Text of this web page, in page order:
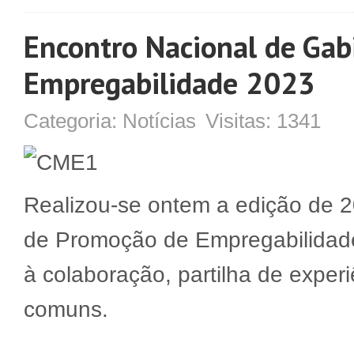
Encontro Nacional de
Empregabilidade 2023
Categoria: Notícias Visitas: 1341
Realizou-se ontem a edição de
de Promoção de
à colaboração, partilha de
comuns.